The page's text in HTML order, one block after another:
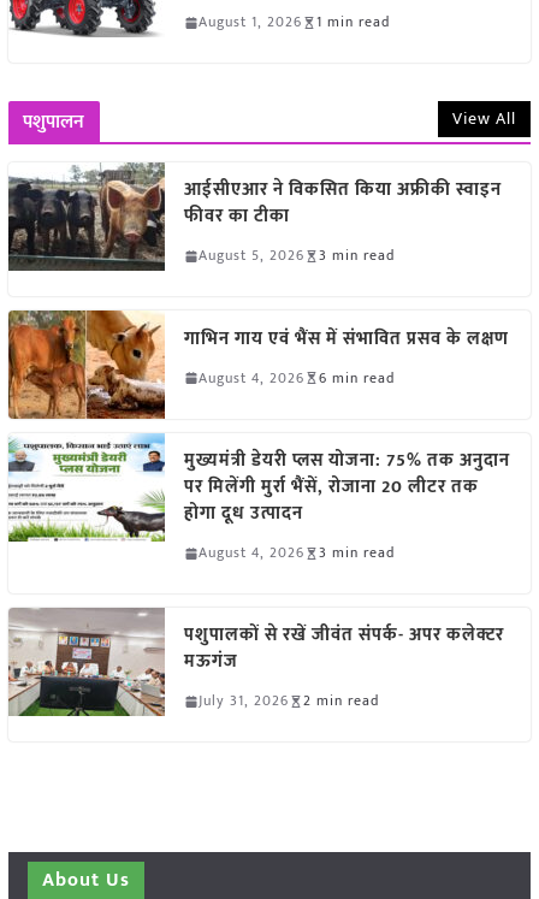
August 1, 2026 1 min read
पशुपालन View All
आईसीएआर ने विकसित किया अफ्रीकी स्वाइन
फीवर का टीका
August 5, 2026 3 min read
गाभिन गाय एवं भैंस में संभावित प्रसव के लक्षण
August 4, 2026 6 min read
मुख्यमंत्री डेयरी प्लस योजना: 75% तक अनुदान
पर मिलेंगी मुर्रा भैंसें, रोजाना 20 लीटर तक
होगा दूध उत्पादन
August 4, 2026 3 min read
पशुपालकों से रखें जीवंत संपर्क- अपर कलेक्टर
मऊगंज
July 31, 2026 2 min read
About Us